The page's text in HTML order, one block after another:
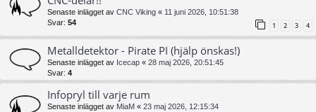
Senaste inlägget av CNC Viking « 11 juni 2026, 10:51:38
Svar: 54 1 2 3 4
Metalldetektor - Pirate PI (hjälp önskas!)
Senaste inlägget av Icecap « 28 maj 2026, 20:51:45
Svar: 4
Infopryl till varje rum
Senaste inlägget av MiaM « 23 maj 2026, 12:15:34